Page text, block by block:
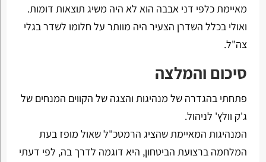
מאיימת כלפי דני אבבה הוא לא היה משיג תוצאות דומות.
ואולי בכלל השדרן הצעיר היה מוותר על חלומו לשדר בגלי
צה"ל.
סיכום והמלצה
פתחתי בהגדרה של מנהיגות והצגה של הקווים המנחים של
ג'ק וולץ' לניהול.
המנהיגות המאיימת שהציג הרמטכ"ל שאול מופז בעת
המלחמה ברצועת הביטחון, היא דוגמה לדרך בה, לפי דעתי